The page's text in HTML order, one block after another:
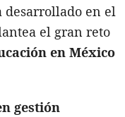
desarrollado en el
el gran reto
en México
gestión